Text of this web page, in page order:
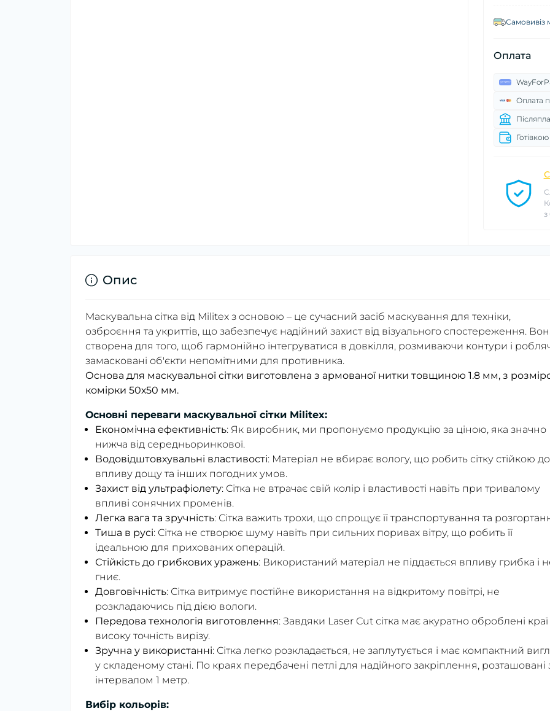
Самовивіз
Оплата
Оплата
з
Опис
Маскувальна сітка від Militex з основою – це сучасний засіб маскування для техніки,
озброєння та укриттів, що забезпечує надійний захист від візуального спостереження.
створена для того, щоб гармонійно інтегруватися в довкілля, розмиваючи контури і
замасковані об'єкти непомітними для противника.
Основа для маскувальної сітки виготовлена ​​з армованої нитки товщиною 1.8 мм, з
комірки 50х50 мм.
Основні переваги маскувальної сітки Militex:
Економічна ефективність: Як виробник, ми пропонуємо продукцію за ціною, яка значно
нижча від середньоринкової.
Водовідштовхувальні властивості: Матеріал не вбирає вологу, що робить сітку стійкою до
впливу дощу та інших погодних умов.
Захист від ультрафіолету: Сітка не втрачає свій колір і властивості навіть при тривалому
впливі сонячних променів.
Легка вага та зручність: Сітка важить трохи, що спрощує її транспортування та
Тиша в русі: Сітка не створює шуму навіть при сильних поривах вітру, що робить її
ідеальною для прихованих операцій.
Стійкість до грибкових уражень: Використаний матеріал не піддається впливу грибка і
гниє.
Довговічність: Сітка витримує постійне використання на відкритому повітрі, не
розкладаючись під дією вологи.
Передова технологія виготовлення: Завдяки Laser Cut сітка має акуратно оброблені краї
високу точність вирізу.
Зручна у використанні: Сітка легко розкладається, не заплутується і має компактний
у складеному стані. По краях передбачені петлі для надійного закріплення, розташовані
інтервалом 1 метр.
Вибір кольорів: